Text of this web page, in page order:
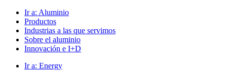
Ir a: Aluminio
Productos
Industrias a las que servimos
Sobre el aluminio
Innovación e I+D
Ir a: Energy